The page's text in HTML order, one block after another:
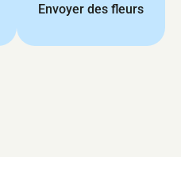
Envoyer des fleurs